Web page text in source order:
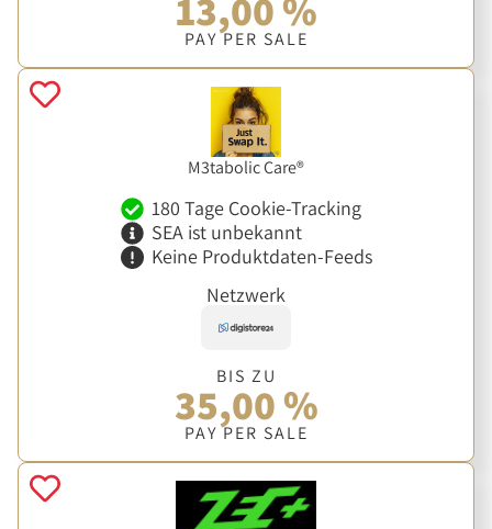
13,00 %
PAY PER SALE
M3tabolic Care®
180 Tage Cookie-Tracking
SEA ist unbekannt
Keine Produktdaten-Feeds
Netzwerk
BIS ZU
35,00 %
PAY PER SALE